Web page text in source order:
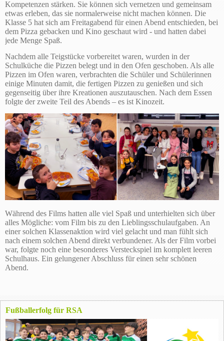
Kompetenzen stärken. Sie können sich vernetzen und gemeinsam
etwas erleben, das sie normalerweise nicht machen können. Die
Klasse 5 hat sich am Freitagabend für einen Abend entschieden, bei
dem Pizza gebacken und Kino geschaut wird - und hatten dabei
jede Menge Spaß.
Nachdem alle Teigstücke vorbereitet waren, wurden in der
Schulküche die Pizzen belegt und in den Ofen geschoben. Als alle
Pizzen im Ofen waren, verbrachten die Schüler und Schülerinnen
einige Minuten damit, die fertigen Pizzen zu genießen und sich
gegenseitig über ihre Kreationen auszutauschen. Nach dem Essen
folgte der zweite Teil des Abends – es ist Kinozeit.
Während des Films hatten alle viel Spaß und unterhielten sich über
alles Mögliche: vom Film bis zu den Lieblingsschulaufgaben. An
einer solchen Klassenaktion wird viel gelacht und man fühlt sich
nach einem solchen Abend direkt verbundener. Als der Film vorbei
war, folgte noch eine besonderes Versteckspiel im komplett leeren
Schulhaus. Ein gelungener Abschluss für einen sehr schönen
Abend.
Fußballerfolg für RSA